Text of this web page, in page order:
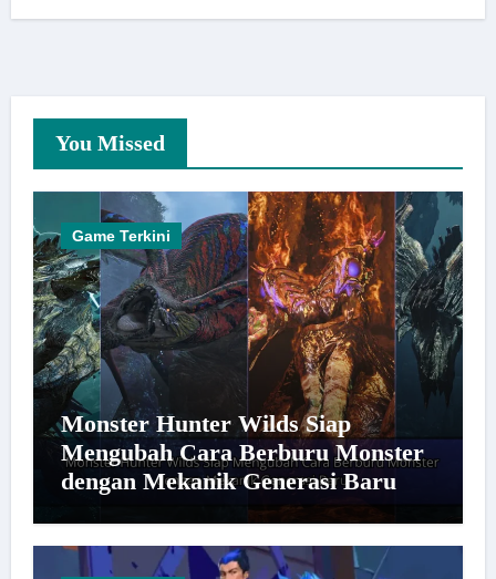
You Missed
Game Terkini
Monster Hunter Wilds Siap
Mengubah Cara Berburu Monster
dengan Mekanik Generasi Baru